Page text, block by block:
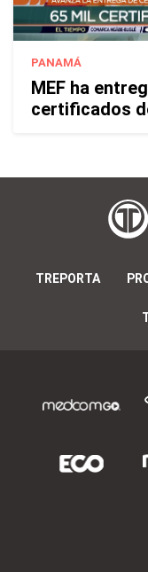
PANAMÁ
MEF ha
certificados
TREPORTA